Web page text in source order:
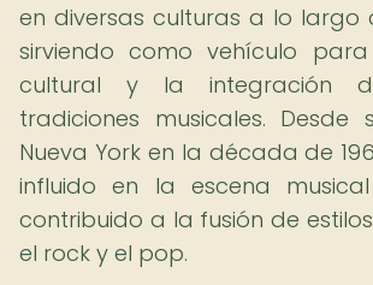
en diversas culturas a lo largo
sirviendo como vehículo
cultural y la integración
tradiciones musicales.
Nueva York en la década de
influido en la escena
contribuido a la fusión de
el rock y el pop.